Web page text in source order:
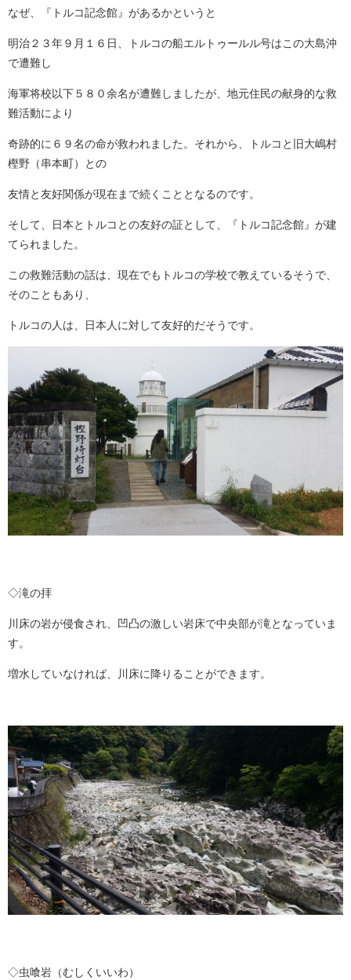
なぜ、『トルコ記念館』があるかというと
明治２３年９月１６日、トルコの船エルトゥールル号はこの大島沖
で遭難し
海軍将校以下５８０余名が遭難しましたが、地元住民の献身的な救
難活動により
奇跡的に６９名の命が救われました。それから、トルコと旧大嶋村
樫野（串本町）との
友情と友好関係が現在まで続くこととなるのです。
そして、日本とトルコとの友好の証として、『トルコ記念館』が建
てられました。
この救難活動の話は、現在でもトルコの学校で教えているそうで、
そのこともあり、
トルコの人は、日本人に対して友好的だそうです。
◇滝の拝
川床の岩が侵食され、凹凸の激しい岩床で中央部が滝となっていま
す。
増水していなければ、川床に降りることができます。
◇虫喰岩（むしくいいわ）